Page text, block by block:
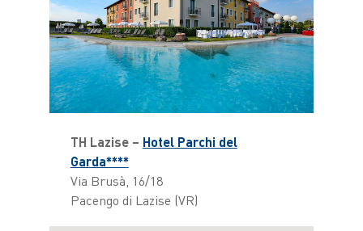
TH Lazise – Hotel Parchi del
Garda****
Via Brusà, 16/18
Pacengo di Lazise (VR)